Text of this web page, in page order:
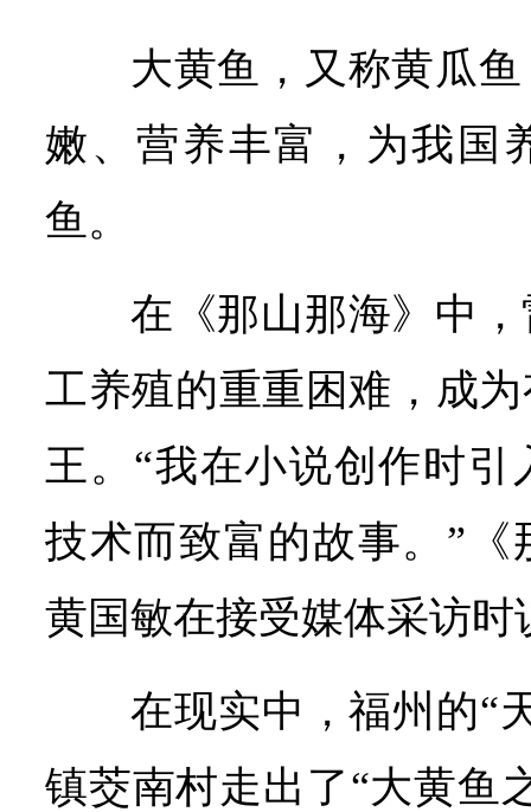
大黄鱼，又称黄瓜
嫩、营养丰富，为我国
鱼。
在《那山那海》中
工养殖的重重困难，成
王。“我在小说创作时
技术而致富的故事。”
黄国敏在接受媒体采访时
在现实中，福州的“
镇茭南村走出了“大黄鱼